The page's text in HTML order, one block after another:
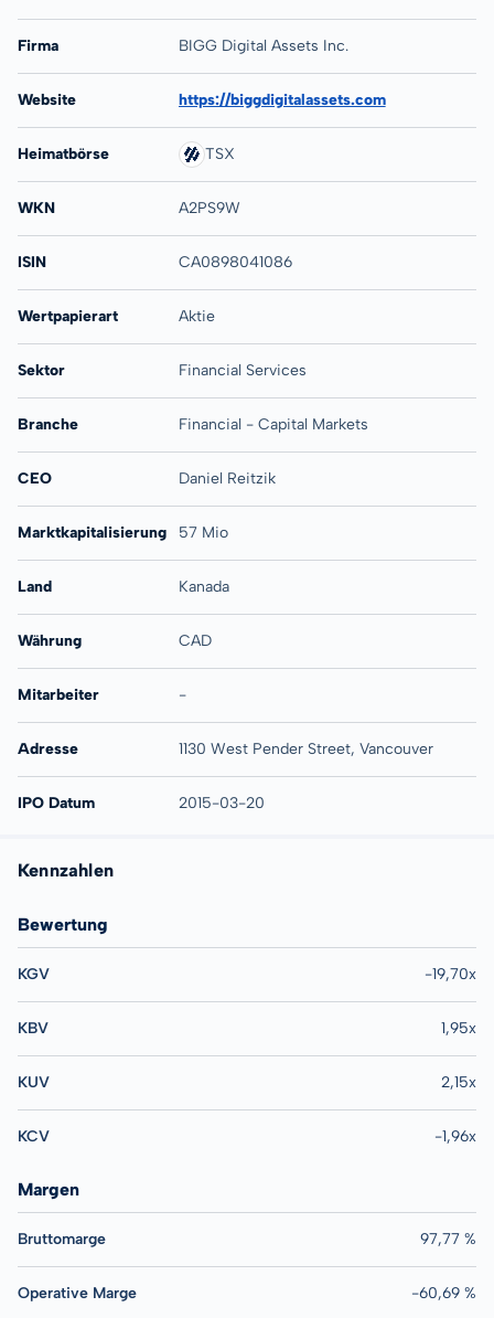
Firma BIGG Digital Assets Inc.
Website https://biggdigitalassets.com
Heimatbörse TSX
WKN A2PS9W
ISIN CA0898041086
Wertpapierart Aktie
Sektor Financial Services
Branche Financial - Capital Markets
CEO Daniel Reitzik
Marktkapitalisierung 57 Mio
Land Kanada
Währung CAD
Mitarbeiter -
Adresse 1130 West Pender Street, Vancouver
IPO Datum 2015-03-20
Kennzahlen
Bewertung
KGV -19,70x
KBV 1,95x
KUV 2,15x
KCV -1,96x
Margen
Bruttomarge 97,77 %
Operative Marge -60,69 %